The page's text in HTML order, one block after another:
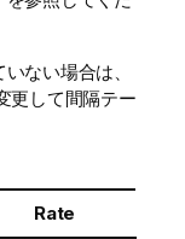
ない場合は、
更して間隔テー
Rate